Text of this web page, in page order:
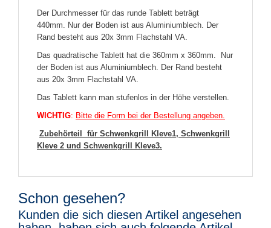
Der Durchmesser für das runde Tablett beträgt
440mm. Nur der Boden ist aus Aluminiumblech. Der
Rand besteht aus 20x 3mm Flachstahl VA.
Das quadratische Tablett hat die 360mm x 360mm. Nur
der Boden ist aus Aluminiumblech. Der Rand besteht
aus 20x 3mm Flachstahl VA.
Das Tablett kann man stufenlos in der Höhe verstellen.
WICHTIG: Bitte die Form bei der Bestellung angeben.
Zubehörteil für Schwenkgrill Kleve1, Schwenkgrill
Kleve 2 und Schwenkgrill Kleve3.
Schon gesehen?
Kunden die sich diesen Artikel angesehen